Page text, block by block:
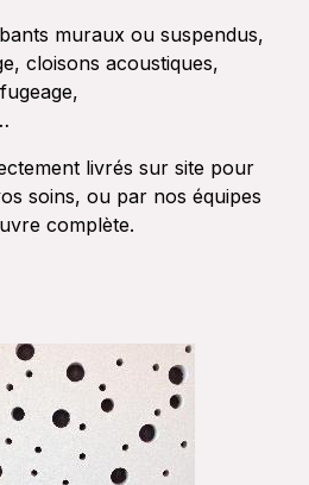
muraux ou suspendus,
cloisons acoustiques,
livrés sur site pour
soins, ou par nos équipes
complète.